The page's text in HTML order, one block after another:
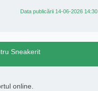
Data publicării 14-06-2026 14:30
Sneakerit
online.